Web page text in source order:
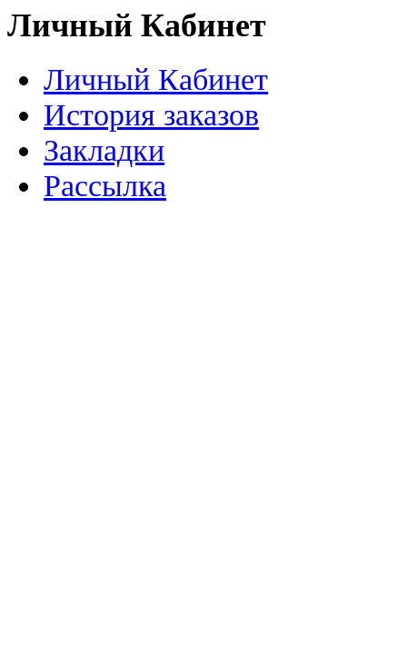
Личный Кабинет
Личный Кабинет
История заказов
Закладки
Рассылка